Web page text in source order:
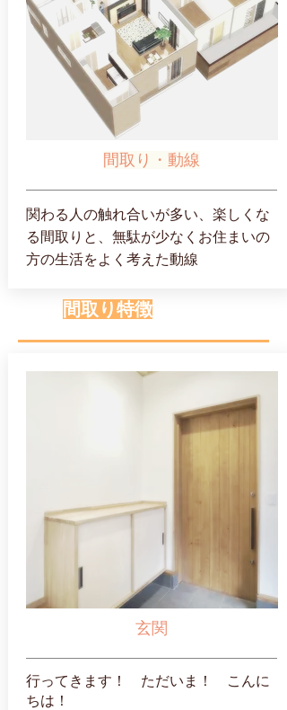
間取り・動線
関わる人の触れ合いが多い、楽しくな
る間取りと、無駄が少なくお住まいの
方の生活をよく考えた動線
間取り特徴
玄関
行ってきます！ ただいま！ こんに
ちは！